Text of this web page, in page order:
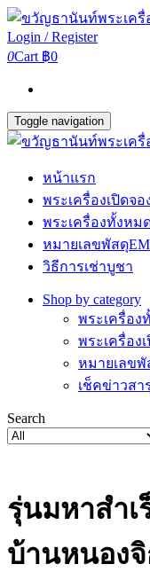
Login / Register
0Cart ฿0
Toggle navigation
หน้าแรก
พระเครื่องเปิดจอ
พระเครื่องทั้งหม
หมายเลขพัสดุ
วิธีการเช่าบูชา
Shop by category
พระเครื่อง
พระเครื่อง
หมายเลขพั
เช็คข่าวสา
Search
รุ่นมหาสำเ
บ้านหนอง